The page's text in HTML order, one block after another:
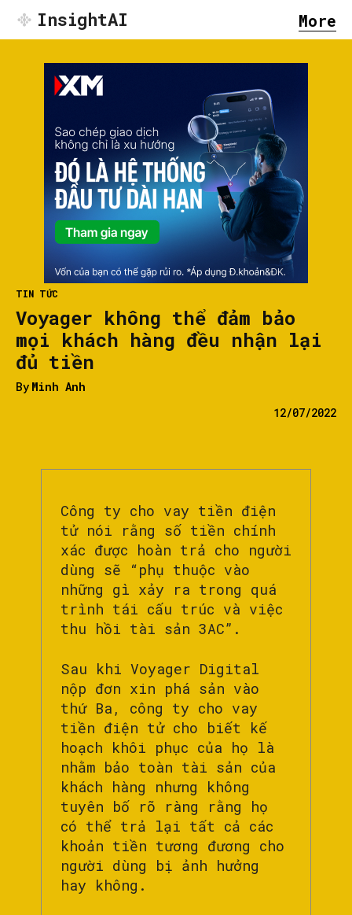
InsightAI More
TIN TỨC
Voyager không thể đảm bảo
mọi khách hàng đều nhận lại
đủ tiền
By Minh Anh
12/07/2022
Công ty cho vay tiền điện
tử nói rằng số tiền chính
xác được hoàn trả cho người
dùng sẽ “phụ thuộc vào
những gì xảy ra trong quá
trình tái cấu trúc và việc
thu hồi tài sản 3AC”.
Sau khi Voyager Digital
nộp đơn xin phá sản vào
thứ Ba, công ty cho vay
tiền điện tử cho biết kế
hoạch khôi phục của họ là
nhằm bảo toàn tài sản của
khách hàng nhưng không
tuyên bố rõ ràng rằng họ
có thể trả lại tất cả các
khoản tiền tương đương cho
người dùng bị ảnh hưởng
hay không.